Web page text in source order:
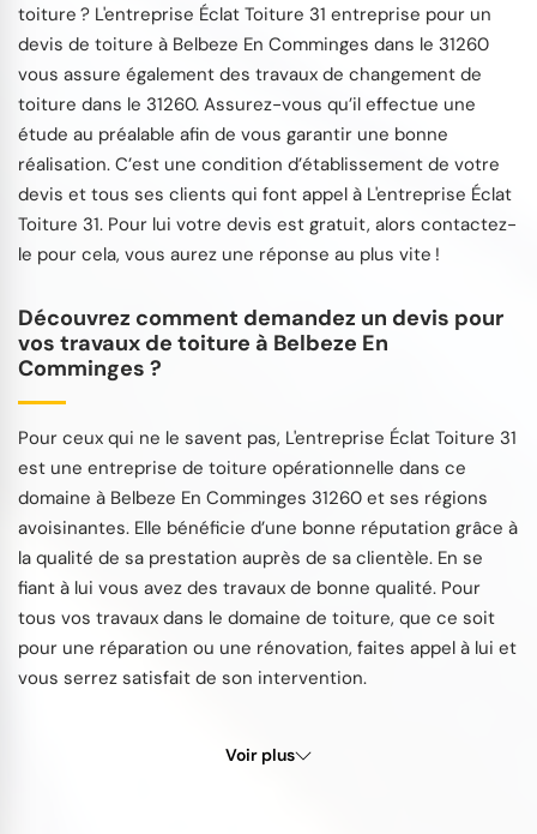
toiture ? L'entreprise Éclat Toiture 31 entreprise pour un
devis de toiture à Belbeze En Comminges dans le 31260
vous assure également des travaux de changement de
toiture dans le 31260. Assurez-vous qu’il effectue une
étude au préalable afin de vous garantir une bonne
réalisation. C’est une condition d’établissement de votre
devis et tous ses clients qui font appel à L'entreprise Éclat
Toiture 31. Pour lui votre devis est gratuit, alors contactez-
le pour cela, vous aurez une réponse au plus vite !
Découvrez comment demandez un devis pour
vos travaux de toiture à Belbeze En
Comminges ?
Pour ceux qui ne le savent pas, L'entreprise Éclat Toiture 31
est une entreprise de toiture opérationnelle dans ce
domaine à Belbeze En Comminges 31260 et ses régions
avoisinantes. Elle bénéficie d’une bonne réputation grâce à
la qualité de sa prestation auprès de sa clientèle. En se
fiant à lui vous avez des travaux de bonne qualité. Pour
tous vos travaux dans le domaine de toiture, que ce soit
pour une réparation ou une rénovation, faites appel à lui et
vous serrez satisfait de son intervention.
Voir plus